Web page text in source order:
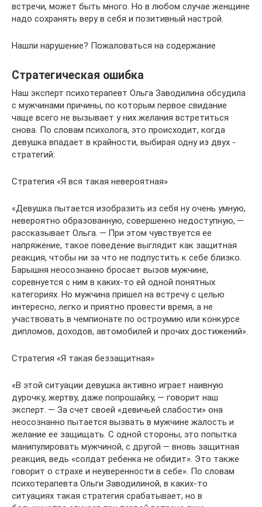
встречи, может быть много. Но в любом случае женщине
надо сохранять веру в себя и позитивный настрой.
Нашли нарушение? Пожаловаться на содержание
Стратегическая ошибка
Наш эксперт психотерапевт Ольга Заводилина обсудила
с мужчинами причины, по которым первое свидание
чаще всего не вызывает у них желания встретиться
снова. По словам психолога, это происходит, когда
девушка впадает в крайности, выбирая одну из двух ­
стратегий:
Стратегия «Я вся такая невероятная»
«Девушка пытается изобразить из себя ну очень умную,
невероятно образованную, совершенно недоступную, —
рассказывает Ольга. — При этом чувствуется ее
напряжение, такое поведение выглядит как защитная
реакция, чтобы ни за что не подпустить к себе близко.
Барышня неосознанно бросает вызов мужчине,
соревнуется с ним в каких‑то ей одной понятных
категориях. Но мужчина пришел на встречу с целью
интересно, легко и приятно провести время, а не
участвовать в чемпионате по остроумию или конкурсе
дипломов, доходов, автомобилей и прочих ­достижений».
Стратегия «Я такая беззащитная»
«В этой ситуации девушка активно играет наивную
дурочку, жертву, даже попрошайку, — говорит наш
эксперт. — За счет своей «девичьей слабости» она
неосознанно пытается вызвать в мужчине жалость и
желание ее защищать. С одной стороны, это попытка
манипулировать мужчиной, с другой — вновь защитная
реакция, ведь «солдат ребенка не обидит». Это также
говорит о страхе и неуверенности в себе». По словам
психотерапевта Ольги Заводилиной, в каких‑то
ситуациях такая стратегия срабатывает, но в